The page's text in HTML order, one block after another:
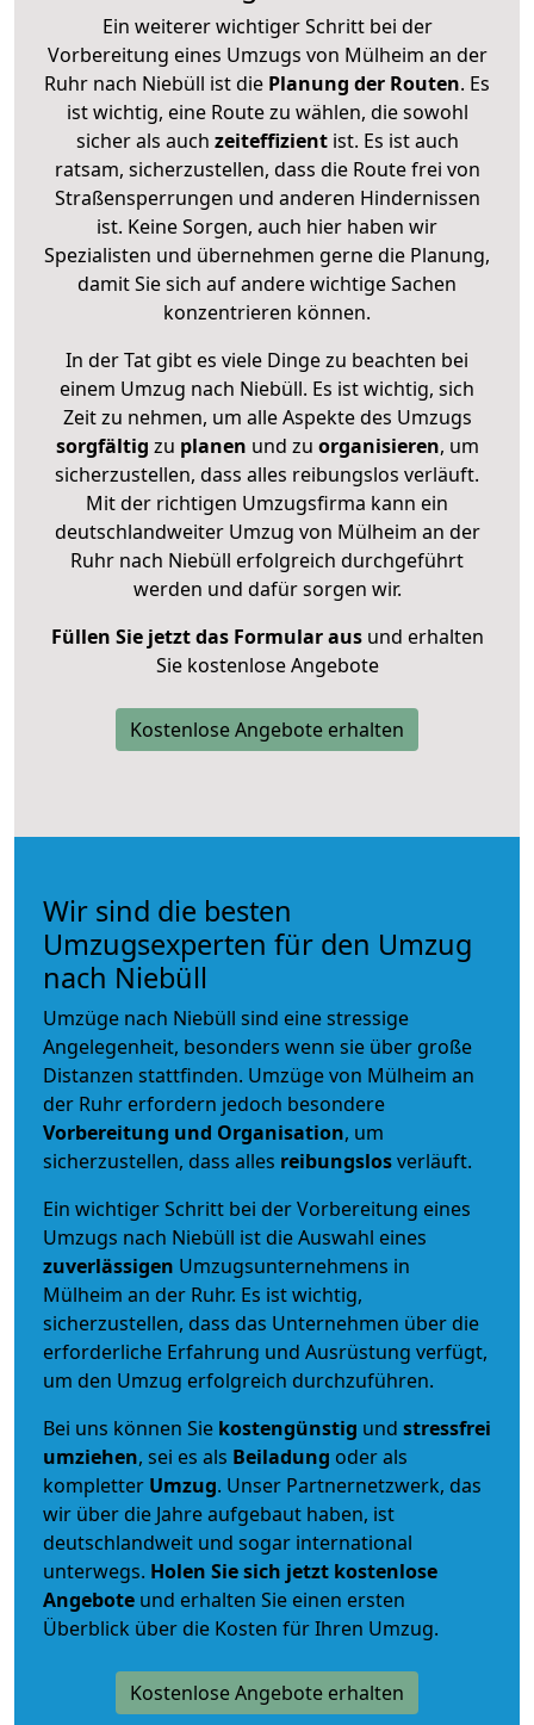
Ein weiterer wichtiger Schritt bei der
Vorbereitung eines Umzugs von Mülheim an der
Ruhr nach Niebüll ist die Planung der Routen. Es
ist wichtig, eine Route zu wählen, die sowohl
sicher als auch zeiteffizientist. Es ist auch
ratsam, sicherzustellen, dass die Route frei von
Straßensperrungen und anderen Hindernissen
ist. Keine Sorgen, auch hier haben wir
Spezialisten und übernehmen gerne die Planung,
damit Sie sich auf andere wichtige Sachen
konzentrieren können.
In der Tat gibt es viele Dinge zu beachten bei
einem Umzug nach Niebüll. Es ist wichtig, sich
Zeit zu nehmen, um alle Aspekte des Umzugs
sorgfältig zu planen und zu organisieren, um
sicherzustellen, dass alles reibungslos verläuft.
Mit der richtigen Umzugsfirma kann ein
deutschlandweiter Umzug von Mülheim an der
Ruhr nach Niebüll erfolgreich durchgeführt
werden und dafür sorgen wir.
Füllen Sie jetzt das Formular ausund erhalten
Sie kostenlose Angebote
Kostenlose Angebote erhalten
Wir sind die besten
Umzugsexperten für den Umzug
nach Niebüll
Umzüge nach Niebüll sind eine stressige
Angelegenheit, besonders wenn sie über große
Distanzen stattfinden. Umzüge von Mülheim an
der Ruhr erfordern jedoch besondere
Vorbereitung und Organisation, um
sicherzustellen, dass alles reibungslosverläuft.
Ein wichtiger Schritt bei der Vorbereitung eines
Umzugs nach Niebüll ist die Auswahl eines
zuverlässigen Umzugsunternehmens in
Mülheim an der Ruhr. Es ist wichtig,
sicherzustellen, dass das Unternehmen über die
erforderliche Erfahrung und Ausrüstung verfügt,
um den Umzug erfolgreich durchzuführen.
Bei uns können Sie kostengünstig und stressfrei
umziehen, sei es als Beiladung oder als
kompletter Umzug. Unser Partnernetzwerk, das
wir über die Jahre aufgebaut haben, ist
deutschlandweit und sogar international
unterwegs. Holen Sie sich jetzt kostenlose
Angebote und erhalten Sie einen ersten
Überblick über die Kosten für Ihren Umzug.
Kostenlose Angebote erhalten